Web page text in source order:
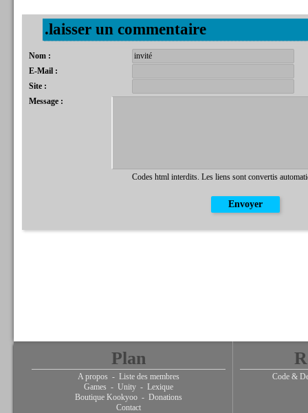
.laisser un commentaire
Nom :
E-Mail :
Site :
Message :
Codes html interdits. Les liens sont convertis
Plan
A propos - Liste des membres
Games - Unity - Lexique
Boutique Kookyoo - Donations
Contact
Code &